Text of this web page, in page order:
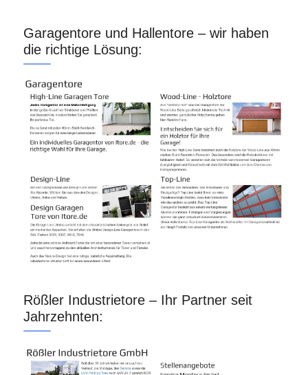
Garagentore und Hallentore – wir haben
die richtige Lösung:
Rößler Industrietore – Ihr Partner seit
Jahrzehnten: